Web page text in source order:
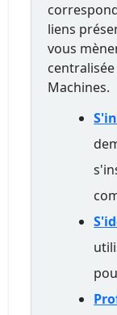
liens
vous
Machines.